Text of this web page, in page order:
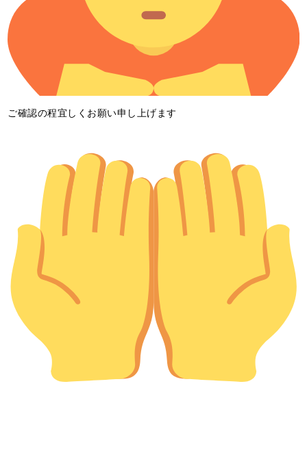
ご確認の程宜しくお願い申し上げます